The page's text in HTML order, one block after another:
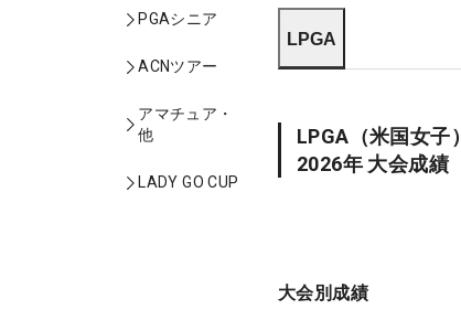
PGAシニア
ACNツアー
アマチュア・
他
LADY GO CUP
LPGA
LPGA （米国女子）
2026年 大会成績
大会別成績